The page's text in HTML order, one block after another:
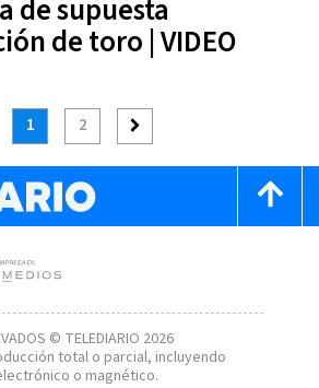
de supuesta
de toro | VIDEO
1 2
© TELEDIARIO 2026
total o parcial, incluyendo
o magnético.